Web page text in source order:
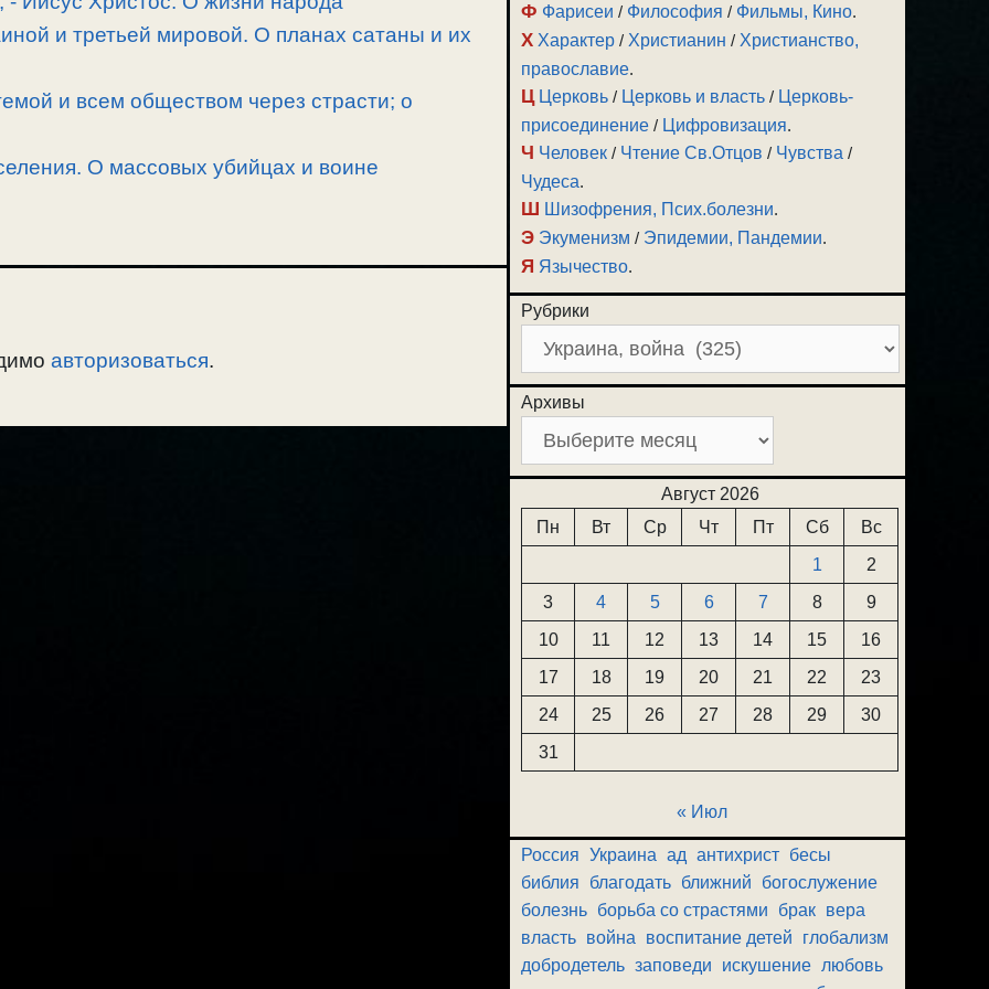
и третьей мировой. О планах сатаны и их
и всем обществом через страсти; о
О массовых убийцах и воине
авторизоваться.
Ф Фарисеи / Философия / Фильмы, Кино.
Х Характер / Христианин / Христианство,
православие.
Ц Церковь / Церковь и власть / Церковь-
присоединение / Цифровизация.
Ч Человек / Чтение Св.Отцов / Чувства /
Чудеса.
Ш Шизофрения, Псих.болезни.
Э Экуменизм / Эпидемии, Пандемии.
Я Язычество.
Рубрики
Архивы
Август 2026
Пн
Вт Ср Чт Пт Сб
Вс
1
2
3
4 5 6 7 8
9
10
11 12 13 14 15
16
17
18 19 20 21 22
23
24
25 26 27 28 29
30
31
« Июл
Россия Украина ад антихрист бесы
библия
благодать ближний
богослужение
болезнь борьба со страстями брак вера
власть война воспитание детей
глобализм
добродетель заповеди искушение любовь